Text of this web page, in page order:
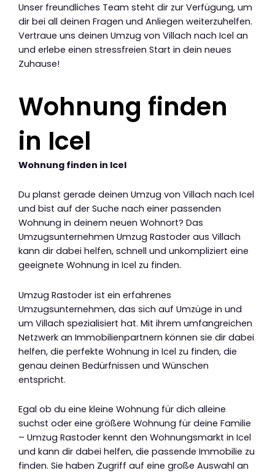
Unser freundliches Team steht dir zur Verfügung, um
dir bei all deinen Fragen und Anliegen weiterzuhelfen.
Vertraue uns deinen Umzug von Villach nach Icel an
und erlebe einen stressfreien Start in dein neues
Zuhause!
Wohnung finden
in Icel
Wohnung finden in Icel
Du planst gerade deinen Umzug von Villach nach Icel
und bist auf der Suche nach einer passenden
Wohnung in deinem neuen Wohnort? Das
Umzugsunternehmen Umzug Rastoder aus Villach
kann dir dabei helfen, schnell und unkompliziert eine
geeignete Wohnung in Icel zu finden.
Umzug Rastoder ist ein erfahrenes
Umzugsunternehmen, das sich auf Umzüge in und
um Villach spezialisiert hat. Mit ihrem umfangreichen
Netzwerk an Immobilienpartnern können sie dir dabei
helfen, die perfekte Wohnung in Icel zu finden, die
genau deinen Bedürfnissen und Wünschen
entspricht.
Egal ob du eine kleine Wohnung für dich alleine
suchst oder eine größere Wohnung für deine Familie
– Umzug Rastoder kennt den Wohnungsmarkt in Icel
und kann dir dabei helfen, die passende Immobilie zu
finden. Sie haben Zugriff auf eine große Auswahl an